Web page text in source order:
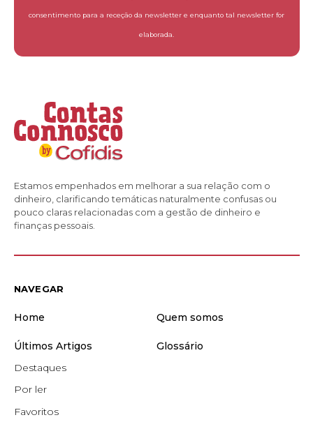
consentimento para a receção da newsletter e enquanto tal newsletter for
elaborada.
Estamos empenhados em melhorar a sua relação com o
dinheiro, clarificando temáticas naturalmente confusas ou
pouco claras relacionadas com a gestão de dinheiro e
finanças pessoais.
NAVEGAR
Home Quem somos
Últimos Artigos
Destaques
Por ler
Favoritos
Glossário